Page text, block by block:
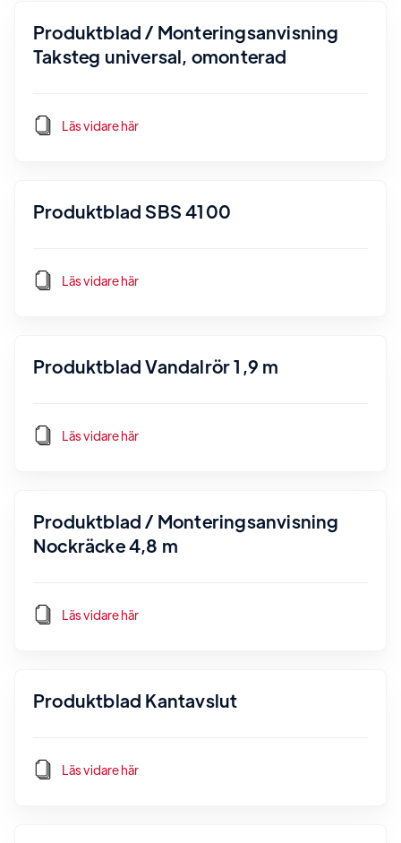
Produktblad / Monteringsanvisning
Taksteg universal, omonterad
Läs vidare här
Produktblad SBS 4100
Läs vidare här
Produktblad Vandalrör 1,9 m
Läs vidare här
Produktblad / Monteringsanvisning
Nockräcke 4,8 m
Läs vidare här
Produktblad Kantavslut
Läs vidare här